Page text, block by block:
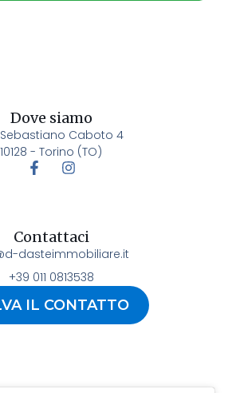
Dove siamo
Caboto 4
10128 - Torino (TO)
Contattaci
dasteimmobiliare.it
+39 011 0813538
IL CONTATTO